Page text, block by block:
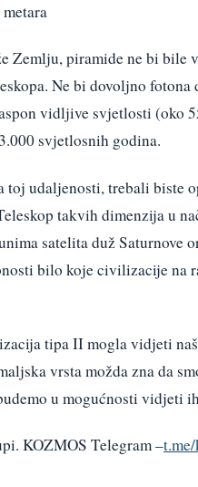
Zemlju, piramide ne bi bile
Ne bi dovoljno
vidljive svjetlosti (oko
svjetlosnih godina.
toj udaljenosti, trebali biste
takvih dimenzija u
satelita duž Saturnove
bilo koje civilizacije na
tipa II mogla vidjeti
vrsta možda zna da
u mogućnosti vidjeti
KOZMOS Telegram –